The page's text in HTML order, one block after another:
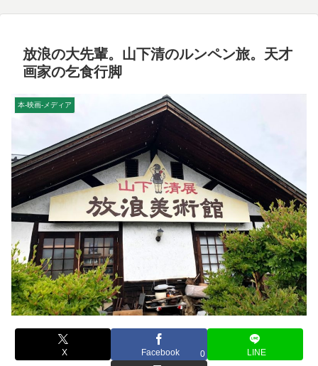
放浪の大先輩。山下清のルンペン旅。天才
画家の乞食行脚
本-映画-メディア
X Facebook 0 LINE